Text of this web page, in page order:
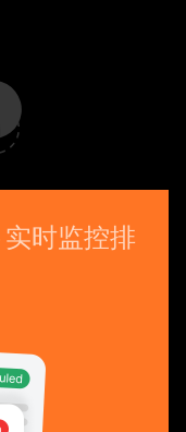
时监控排